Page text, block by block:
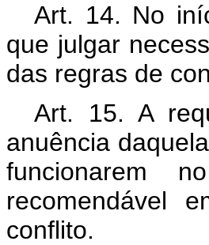
Art. 14. No
que julgar
das regras de
Art. 15. A
anuência
funcionarem
recomendável
conflito.